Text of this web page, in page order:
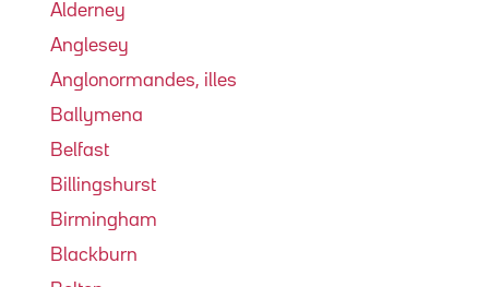
Alderney
Anglesey
Anglonormandes, illes
Ballymena
Belfast
Billingshurst
Birmingham
Blackburn